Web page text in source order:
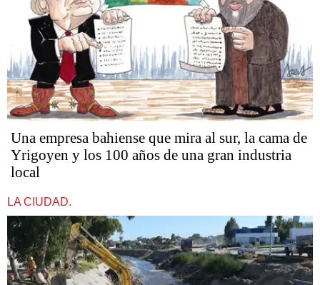
Una empresa bahiense que mira al sur, la cama de
Yrigoyen y los 100 años de una gran industria
local
LA CIUDAD.